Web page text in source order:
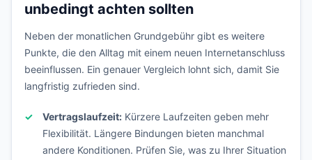
unbedingt achten sollten
Neben der monatlichen Grundgebühr gibt es weitere
Punkte, die den Alltag mit einem neuen Internetanschluss
beeinflussen. Ein genauer Vergleich lohnt sich, damit Sie
langfristig zufrieden sind.
Vertragslaufzeit: Kürzere Laufzeiten geben mehr
Flexibilität. Längere Bindungen bieten manchmal
andere Konditionen. Prüfen Sie, was zu Ihrer Situation